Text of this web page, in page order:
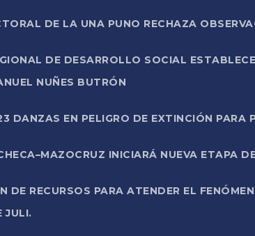
DE LA UNA PUNO RECHAZA
DE DESARROLLO SOCIAL
NUÑES BUTRÓN
DANZAS EN PELIGRO DE EXTINCIÓN PARA
INICIARÁ NUEVA ETAPA
DE RECURSOS PARA ATENDER EL
JULI.